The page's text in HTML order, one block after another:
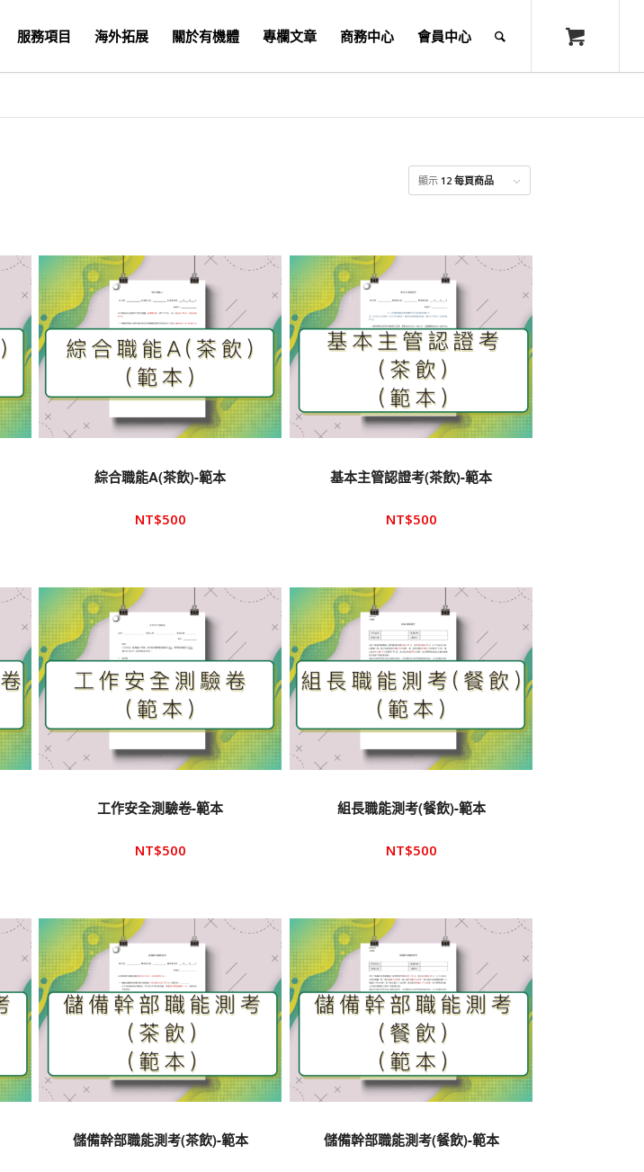
服務項目 海外拓展 關於有機體 專欄文章 商務中心 會員中心
顯示 12 每頁商品
綜合職能A(茶飲)-範本
NT$500
基本主管認證考(茶飲)-範本
NT$500
工作安全測驗卷-範本
NT$500
組長職能測考(餐飲)-範本
NT$500
儲備幹部職能測考(茶飲)-範本 儲備幹部職能測考(餐飲)-範本